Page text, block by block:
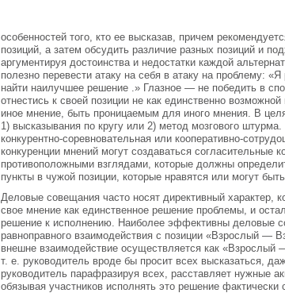
особенностей того, кто ее высказав, причем
позиций, а затем обсудить различие разных позиций и
аргументируя достоинства и недостатки каждой
полезно перевести атаку на себя в атаку на проблему:
найти наилучшее решение .» Глазное — не победить в
отнестись к своей позиции не как единственно
иное мнение, быть проницаемым для иного мнения. В
1) высказывания по кругу или 2) метод мозгового
конкурентно-соревновательная или кооперативно-
конкуренции мнений могут создаваться
противоположными взглядами, которые должны
пункты в чужой позиции, которые нравятся или могут
Деловые совещания часто носят директивный характер,
свое мнение как единственное решение проблемы, и
решение к исполнению. Наиболее эффективны деловые
равноправного взаимодействия с позиции «Взрослый —
внешне взаимодействие осуществляется как
т. е. руководитель вроде бы просит всех высказаться,
руководитель парафразируя всех, расставляет нужные
обязывая участников исполнять это решение фактически